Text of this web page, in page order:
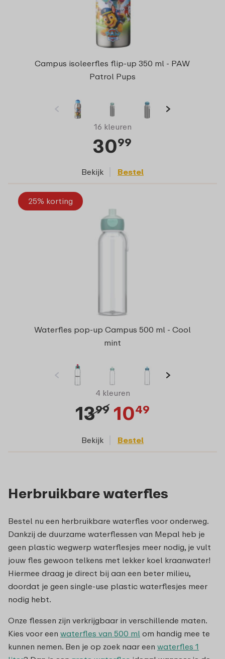
Campus isoleerfles flip-up 350 ml - PAW
Patrol Pups
16 kleuren
3099
Bekijk Bestel
25% korting
Waterfles pop-up Campus 500 ml - Cool
mint
4 kleuren
1399 1049
Bekijk Bestel
Herbruikbare waterfles
Bestel nu een herbruikbare waterfles voor onderweg.
Dankzij de duurzame waterflessen van Mepal heb je
geen plastic wegwerp waterflesjes meer nodig, je vult
jouw fles gewoon telkens met lekker koel kraanwater!
Hiermee draag je direct bij aan een beter milieu,
doordat je geen single-use plastic waterflesjes meer
nodig hebt.
Onze flessen zijn verkrijgbaar in verschillende maten.
Kies voor een waterfles van 500 ml om handig mee te
kunnen nemen. Ben je op zoek naar een waterfles 1